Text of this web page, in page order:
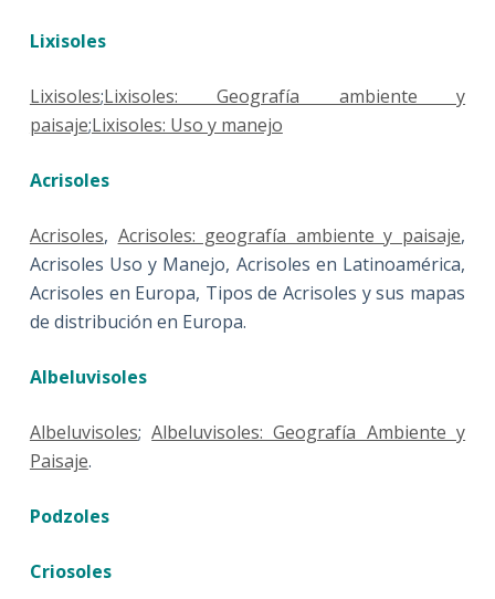
Lixisoles
Lixisoles;Lixisoles: Geografía ambiente y
paisaje;Lixisoles: Uso y manejo
Acrisoles
Acrisoles, Acrisoles: geografía ambiente y paisaje,
Acrisoles Uso y Manejo, Acrisoles en Latinoamérica,
Acrisoles en Europa, Tipos de Acrisoles y sus mapas
de distribución en Europa.
Albeluvisoles
Albeluvisoles;Albeluvisoles: Geografía Ambiente y
Paisaje.
Podzoles
Criosoles